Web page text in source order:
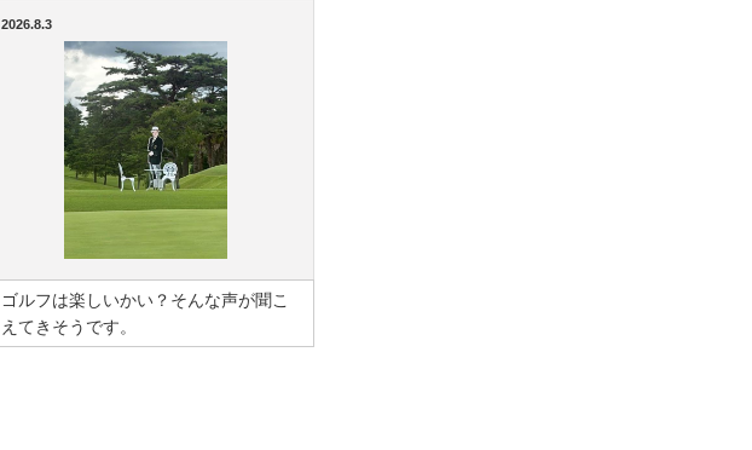
2026.8.3
ゴルフは楽しいかい？そんな声が聞こ
えてきそうです。